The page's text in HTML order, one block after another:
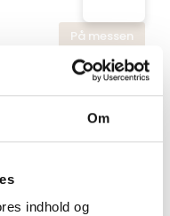
Om
indhold og
På messen
Tæller